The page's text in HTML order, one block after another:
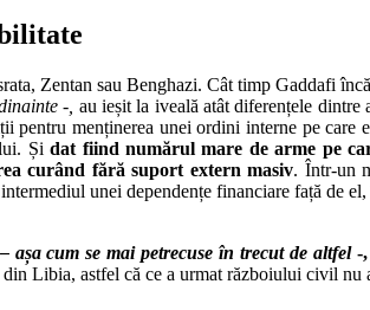
Zentan sau Benghazi. Cât timp Gaddafi
-, au ieșit la iveală atât diferențele
menținerea unei ordini interne pe care
Șidat fiind numărul mare de arme pe
curând fără suport extern masiv. Într-un
unei dependențe financiare față de
– așa cum se mai petrecuse în trecut de altfel-,
Libia, astfel că ce a urmat războiului civil nu